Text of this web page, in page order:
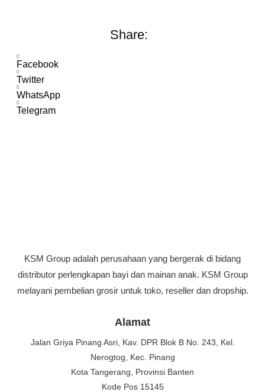
Share:
Facebook
Twitter
WhatsApp
Telegram
KSM Group adalah perusahaan yang bergerak di bidang
distributor perlengkapan bayi dan mainan anak. KSM Group
melayani pembelian grosir untuk toko, reseller dan dropship.
Alamat
Jalan Griya Pinang Asri, Kav. DPR Blok B No. 243, Kel.
Nerogtog, Kec. Pinang
Kota Tangerang, Provinsi Banten
Kode Pos 15145